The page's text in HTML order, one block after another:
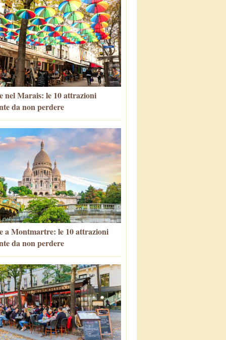
nel Marais: le 10 attrazioni
da non perdere
a Montmartre: le 10 attrazioni
da non perdere